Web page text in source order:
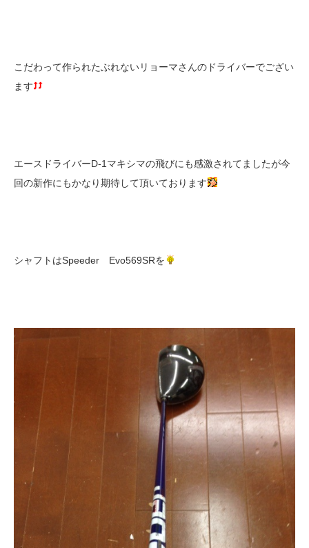
こだわって作られたぶれないリョーマさんのドライバーでござい
ます
エースドライバーD-1マキシマの飛びにも感激されてましたが今
回の新作にもかなり期待して頂いております
シャフトはSpeeder Evo569SRを